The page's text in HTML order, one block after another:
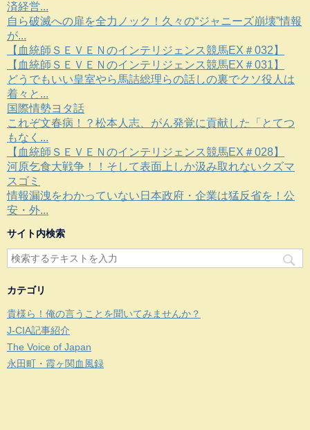
済経営...
自ら破滅への扉を全力ノック！久々の“ジャニーズ崩壊”情報
が...
【血統師ＳＥＶＥＮのインテリジェンス競馬EX＃032】
【血統師ＳＥＶＥＮのインテリジェンス競馬EX＃031】
どうでもいい皇室やら馬詰総理らの話しの裏でクソ役人は
着々と...
国際情勢ヨタ話
これぞ文春病！？松本人志、がん発覚に貢献した「とてつ
もなく...
【血統師ＳＥＶＥＮのインテリジェンス競馬EX＃028】
河原乞食大戦争！！そして表面上しか汲み取れないクズマ
スゴミ
情報漏洩をわかっていない日本政府・企業は猛反省を！公
安・外...
サイト内検索
カテゴリ
貴様ら！俺の言うことを聞いてみませんか？
J-CIA記事紹介
The Voice of Japan
永田町・霞ヶ関血風録